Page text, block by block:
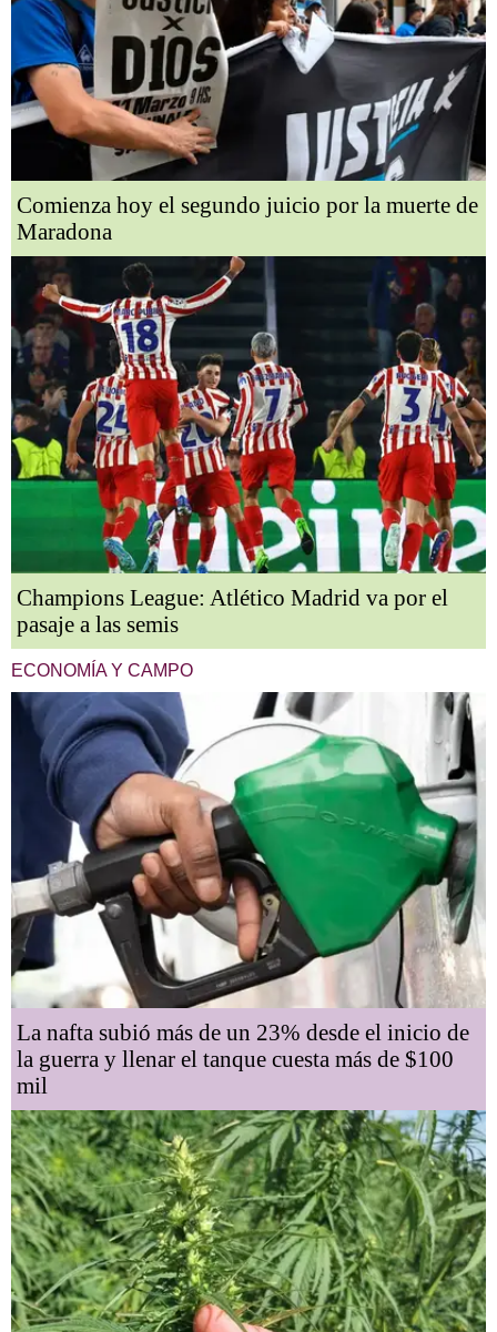
Comienza hoy el segundo juicio por la muerte de
Maradona
Champions League: Atlético Madrid va por el
pasaje a las semis
ECONOMÍA Y CAMPO
La nafta subió más de un 23% desde el inicio de
la guerra y llenar el tanque cuesta más de $100
mil